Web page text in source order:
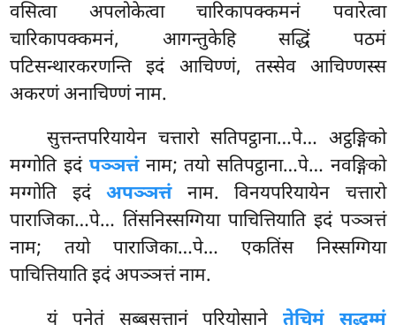
वसित्वा अपलोकेत्वा चारिकापक्कमनं पवारेत्वा
चारिकापक्कमनं, आगन्तुकेहि सद्धिं पठमं
पटिसन्थारकरणन्ति इदं आचिण्णं, तस्सेव आचिण्णस्स
अकरणं अनाचिण्णं नाम.
सुत्तन्तपरियायेन चत्तारो सतिपट्ठाना…पे… अट्ठङ्गिको
मग्गोति इदं पञ्ञत्तंनाम; तयो सतिपट्ठाना…पे… नवङ्गिको
मग्गोति इदंअपञ्ञत्तंनाम. विनयपरियायेन चत्तारो
पाराजिका…पे… तिंसनिस्सग्गिया पाचित्तियाति इदं पञ्ञत्तं
नाम; तयो पाराजिका…पे… एकतिंस निस्सग्गिया
पाचित्तियाति इदं अपञ्ञत्तं नाम.